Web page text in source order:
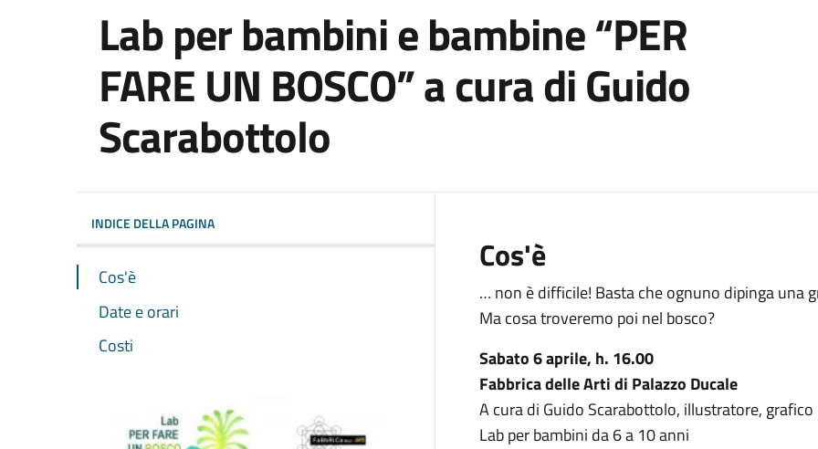
Lab per bambini e bambine “PER
FARE UN BOSCO” a cura di Guido
Scarabottolo
Dettagli dell'evento:
INDICE DELLA PAGINA
Cos'è
Date e orari
Costi
Cos'è
… non è difficile! Basta che ognuno dipinga una
Ma cosa troveremo poi nel bosco?
Sabato 6 aprile, h. 16.00
Fabbrica delle Arti di Palazzo Ducale
A cura di Guido Scarabottolo, illustratore, grafico
Lab per bambini da 6 a 10 anni